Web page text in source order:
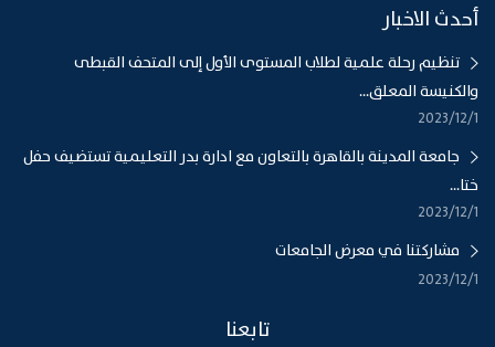
أحدث الاخبار
تنظيم رحلة علمية لطلاب المستوى الأول إلى المتحف القبطى
والكنيسة المعلق...
1‏‏/12‏‏/2023
جامعة المدينة بالقاهرة بالتعاون مع ادارة بدر التعليمية تستضيف حفل
ختا...
1‏‏/12‏‏/2023
مشاركتنا في معرض الجامعات
1‏‏/12‏‏/2023
تابعنا